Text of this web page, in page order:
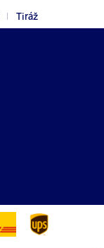
Tiráž